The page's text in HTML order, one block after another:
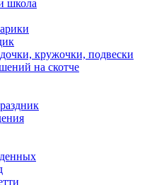
школа
кружочки, подвески
на скотче